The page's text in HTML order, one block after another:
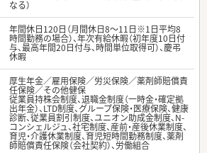
なる）
年間休日120日（月間休日8～11日※1日平均8
時間勤務の場合）、年次有給休暇（初年度10日付
与、最高年間20日付与、時間単位取得可）、慶弔
休暇
厚生年金／雇用保険／労災保険／薬剤師賠償責
任保険／その他健保
従業員持株会制度、退職金制度（一時金・確定拠
出年金）、LTD制度、グループ保険・医療保険、健康
診断、従業員割引制度、ユニオン助成金制度、N-
コンシェルジュ、社宅制度、産前・産後休業制度、
育児・介護休業制度、育児短時間勤務制度、薬剤
師賠償責任保険（会社契約）、労働組合